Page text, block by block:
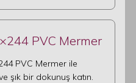
PVC Mermer
PVC Mermer ile
şık bir dokunuş katın.